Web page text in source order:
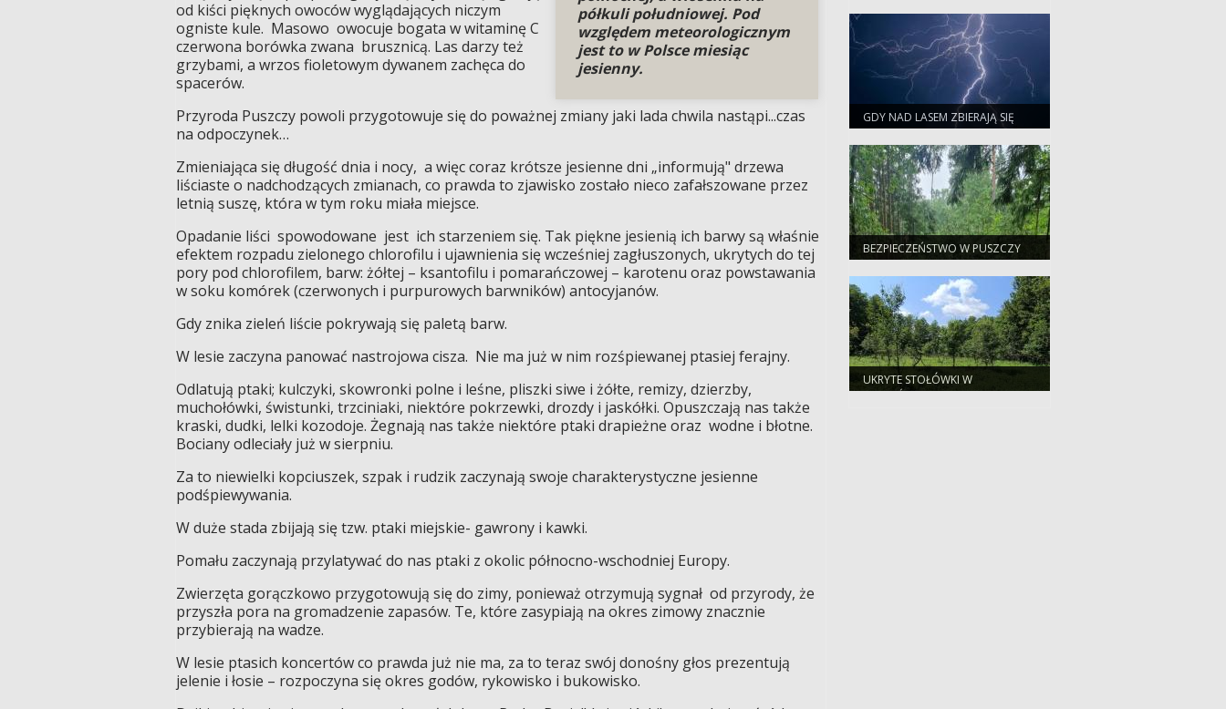
półkuli południowej. Pod
względem meteorologicznym
jest to w Polsce miesiąc
jesienny.
od kiści pięknych owoców wyglądających niczym
ogniste kule. Masowo owocuje bogata w witaminę C
czerwona borówka zwana brusznicą. Las darzy też
grzybami, a wrzos fioletowym dywanem zachęca do
spacerów.
Przyroda Puszczy powoli przygotowuje się do poważnej zmiany jaki lada chwila nastąpi...czas
na odpoczynek…
Zmieniająca się długość dnia i nocy, a więc coraz krótsze jesienne dni „informują" drzewa
liściaste o nadchodzących zmianach, co prawda to zjawisko zostało nieco zafałszowane przez
letnią suszę, która w tym roku miała miejsce.
Opadanie liści spowodowane jest ich starzeniem się. Tak piękne jesienią ich barwy są właśnie
efektem rozpadu zielonego chlorofilu i ujawnienia się wcześniej zagłuszonych, ukrytych do tej
pory pod chlorofilem, barw: żółtej – ksantofilu i pomarańczowej – karotenu oraz powstawania
w soku komórek (czerwonych i purpurowych barwników) antocyjanów.
Gdy znika zieleń liście pokrywają się paletą barw.
W lesie zaczyna panować nastrojowa cisza. Nie ma już w nim rozśpiewanej ptasiej ferajny.
Odlatują ptaki; kulczyki, skowronki polne i leśne, pliszki siwe i żółte, remizy, dzierzby,
muchołówki, świstunki, trzciniaki, niektóre pokrzewki, drozdy i jaskółki. Opuszczają nas także
kraski, dudki, lelki kozodoje. Żegnają nas także niektóre ptaki drapieżne oraz wodne i błotne.
Bociany odleciały już w sierpniu.
Za to niewielki kopciuszek, szpak i rudzik zaczynają swoje charakterystyczne jesienne
podśpiewywania.
W duże stada zbijają się tzw. ptaki miejskie- gawrony i kawki.
Pomału zaczynają przylatywać do nas ptaki z okolic północno-wschodniej Europy.
Zwierzęta gorączkowo przygotowują się do zimy, ponieważ otrzymują sygnał od przyrody, że
przyszła pora na gromadzenie zapasów. Te, które zasypiają na okres zimowy znacznie
przybierają na wadze.
W lesie ptasich koncertów co prawda już nie ma, za to teraz swój donośny głos prezentują
jelenie i łosie – rozpoczyna się okres godów, rykowisko i bukowisko.
SĄSIADÓW
GDY NAD LASEM ZBIERAJĄ SIĘ
CHMURY. PORADNIK
BEZPIECZNEGO TURYSTY
BEZPIECZEŃSTWO W PUSZCZY
BIAŁOWIESKIEJ. APEL
NADLEŚNICTWA DO TURYSTÓW
UKRYTE STOŁÓWKI W
NADLEŚNICTWIE BROWSK. SKĄD